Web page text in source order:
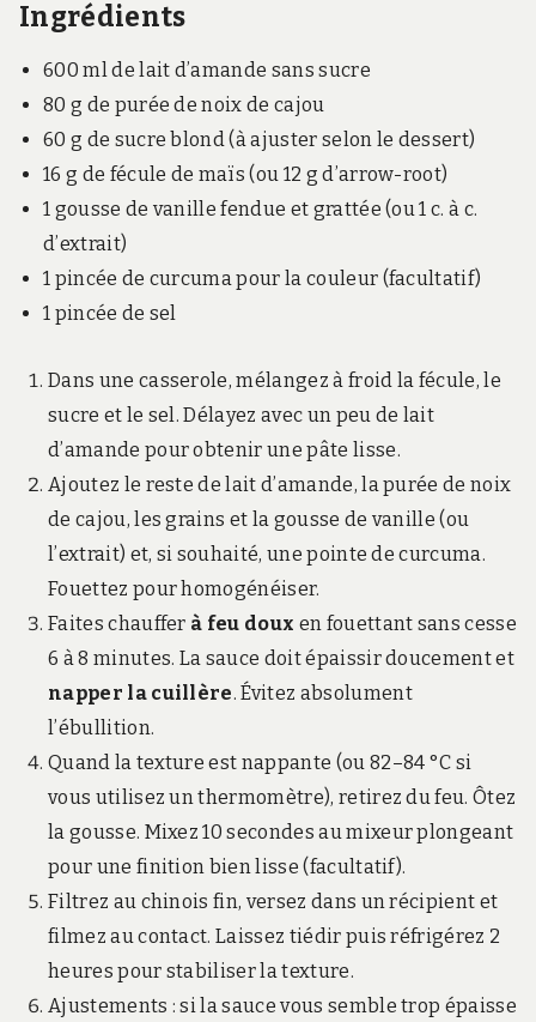
Ingrédients
600 ml de lait d’amande sans sucre
80 g de purée de noix de cajou
60 g de sucre blond (à ajuster selon le dessert)
16 g de fécule de maïs (ou 12 g d’arrow-root)
1 gousse de vanille fendue et grattée (ou 1 c. à c.
d’extrait)
1 pincée de curcuma pour la couleur (facultatif)
1 pincée de sel
Dans une casserole, mélangez à froid la fécule, le
sucre et le sel. Délayez avec un peu de lait
d’amande pour obtenir une pâte lisse.
Ajoutez le reste de lait d’amande, la purée de noix
de cajou, les grains et la gousse de vanille (ou
l’extrait) et, si souhaité, une pointe de curcuma.
Fouettez pour homogénéiser.
Faites chauffer à feu doux en fouettant sans cesse
6 à 8 minutes. La sauce doit épaissir doucement et
napper la cuillère. Évitez absolument
l’ébullition.
Quand la texture est nappante (ou 82–84 °C si
vous utilisez un thermomètre), retirez du feu. Ôtez
la gousse. Mixez 10 secondes au mixeur plongeant
pour une finition bien lisse (facultatif).
Filtrez au chinois fin, versez dans un récipient et
filmez au contact. Laissez tiédir puis réfrigérez 2
heures pour stabiliser la texture.
Ajustements : si la sauce vous semble trop épaisse